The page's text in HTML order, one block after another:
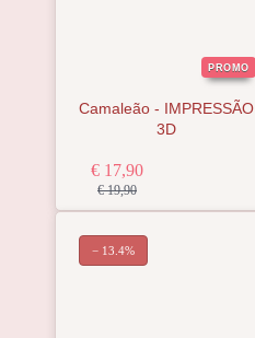
PROMO
Camaleão - IMPRESSÃO
3D
€ 17,90
€ 19,90
− 13.4%